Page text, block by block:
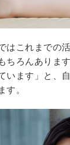
はこれまでの
ちろんありま
います」と、
。